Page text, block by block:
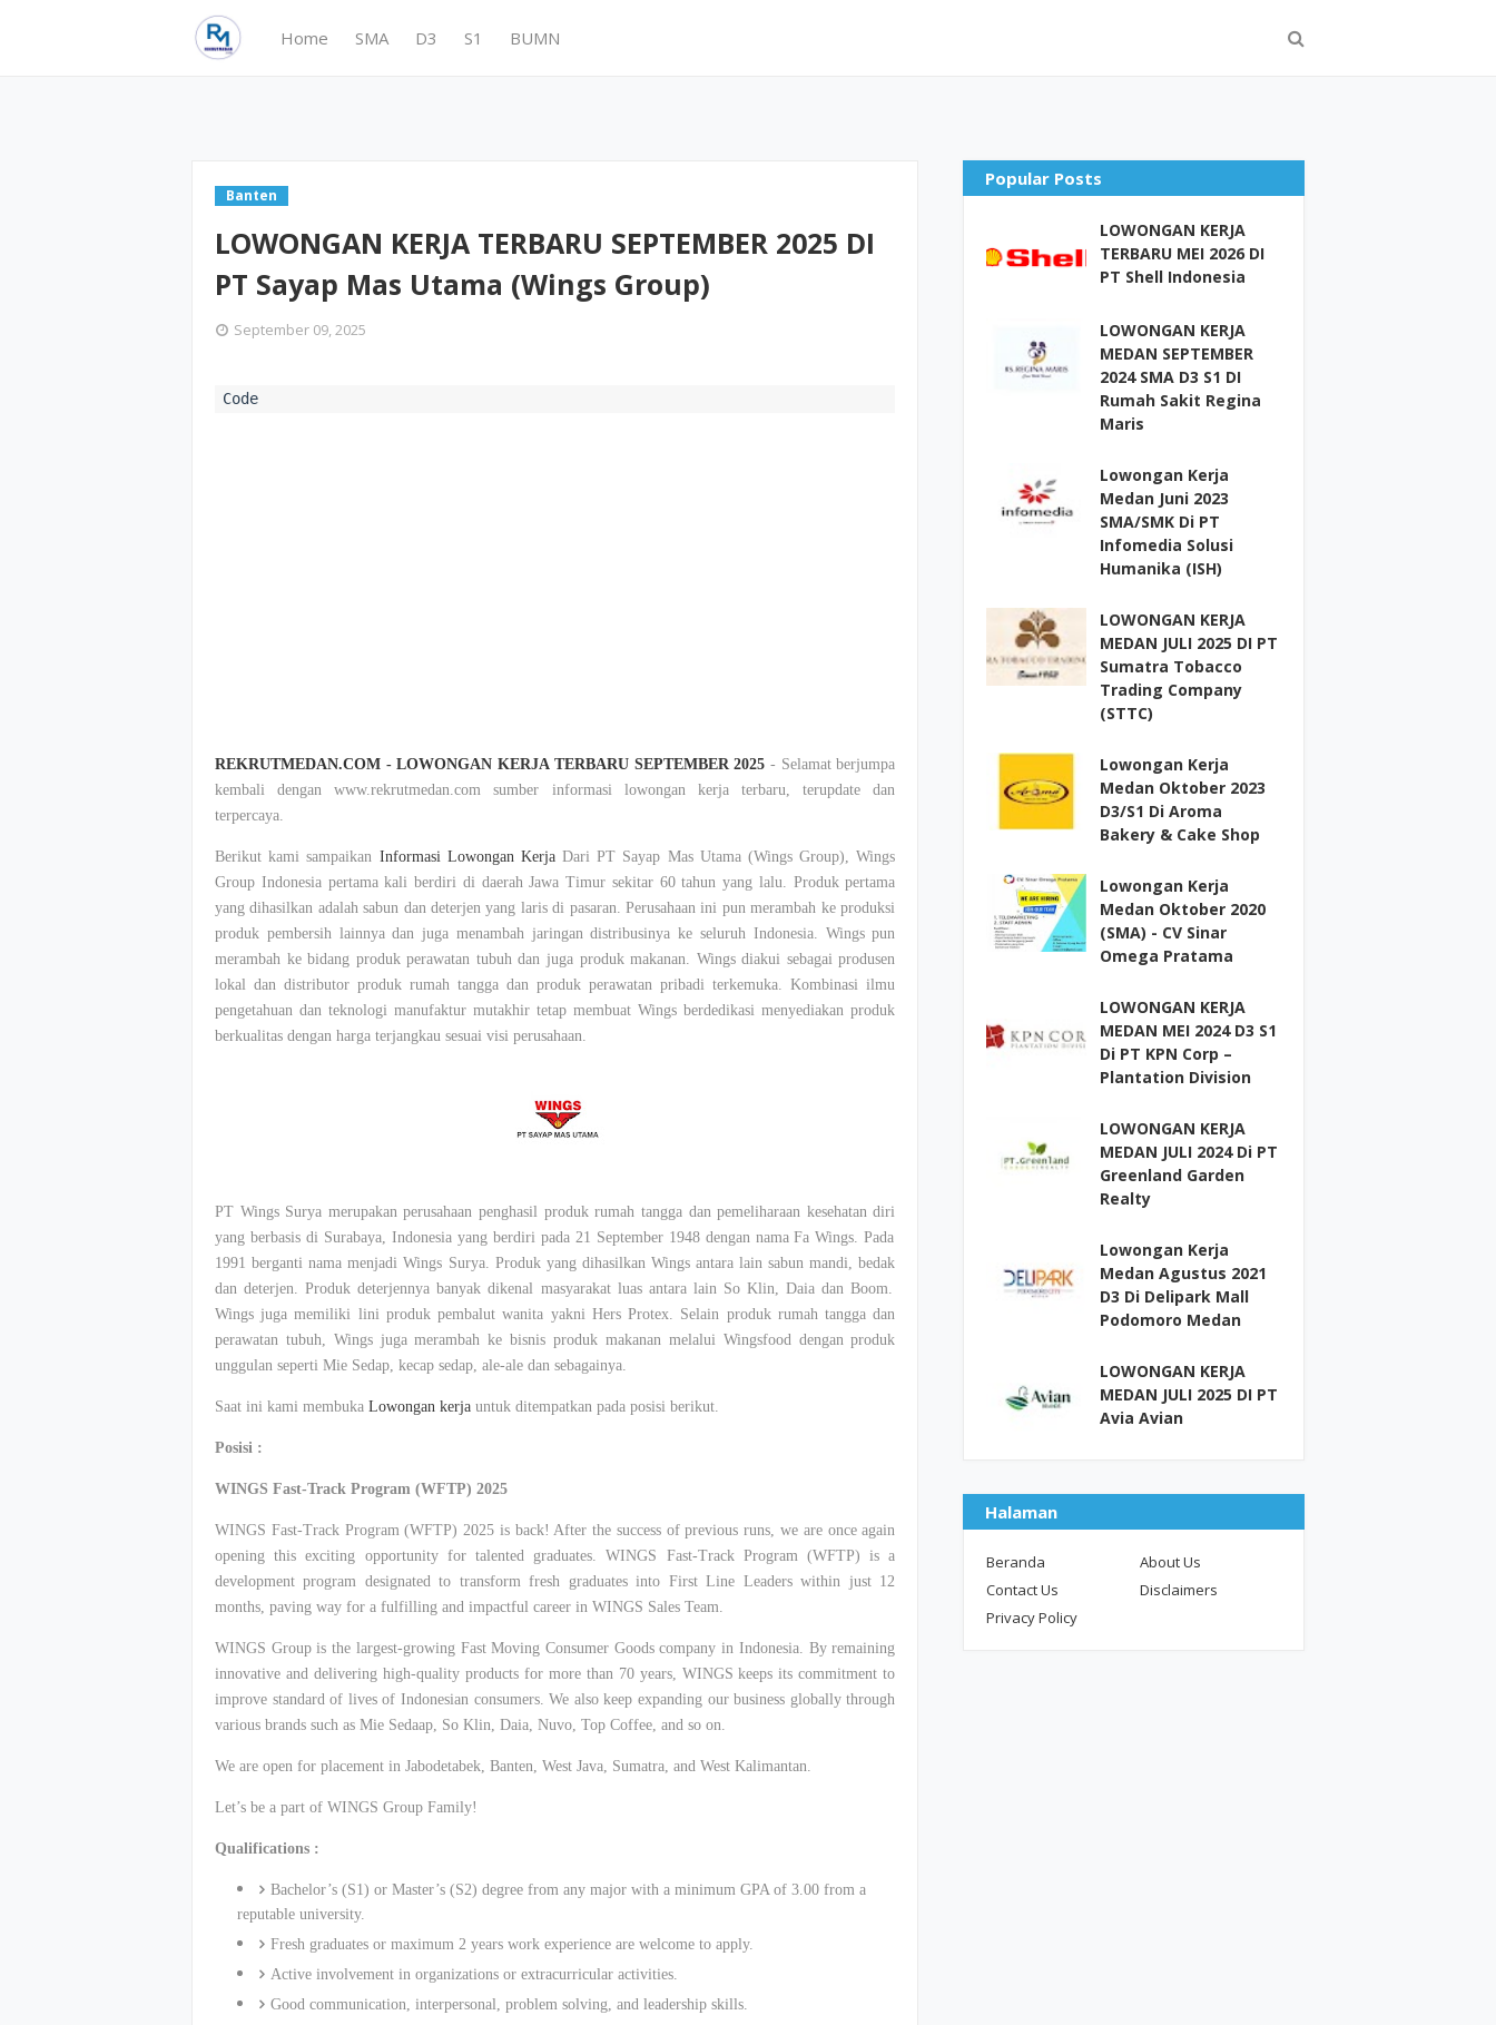
Home SMA D3 S1 BUMN
Banten
LOWONGAN KERJA TERBARU SEPTEMBER 2025 DI
PT Sayap Mas Utama (Wings Group)
September 09, 2025
REKRUTMEDAN.COM - LOWONGAN KERJA TERBARU SEPTEMBER 2025 - Selamat berjumpa
kembali
dengan www.rekrutmedan.comsumber informasi lowongan kerja terbaru,terupdate dan
terpercaya.
Berikut kamisampaikan Informasi Lowongan KerjaDari PT Sayap Mas Utama (Wings Group), Wings
Group Indonesia pertamakaliberdiri di daerah Jawa Timur sekitar60tahun yang lalu. Produk pertama
yangdihasilkan adalah sabun dandeterjen yang larisdi pasaran. Perusahaanini punmerambah ke produksi
produk pembersih lainnyadan juga menambah jaringan distribusinya ke seluruh Indonesia. Wings pun
merambah ke bidang produk perawatan tubuhdan juga produk makanan. Wingsdiakui sebagai produsen
lokal dan distributorproduk rumah tangga danproduk perawatan pribadi terkemuka.Kombinasi ilmu
pengetahuan danteknologi manufaktur mutakhir tetap membuat Wingsberdedikasi menyediakan produk
berkualitas dengan harga terjangkau sesuai visi perusahaan.
PT Wings Surya merupakan perusahaan penghasil produk rumah tanggadanpemeliharaan kesehatan diri
yang berbasisdi Surabaya, Indonesia yang berdiripada 21 September 1948 dengan namaFa Wings. Pada
1991berganti nama menjadi Wings Surya. Produkyang dihasilkanWingsantara lainsabun mandi,bedak
dandeterjen.Produk deterjennya banyak dikenal masyarakat luas antaralain SoKlin,Daia dan Boom.
Wings jugamemiliki lini produk pembalut wanita yakniHersProtex. Selain produk rumah tangga dan
perawatan tubuh, Wings jugamerambah ke bisnis produk makanan melalui Wingsfood dengan produk
unggulan seperti Mie Sedap, kecap sedap, ale-ale dan sebagainya.
Saat ini kami membuka Lowongan kerja untuk ditempatkan pada posisi berikut.
Posisi :
WINGS Fast-Track Program (WFTP) 2025
WINGS Fast-Track Program (WFTP) 2025 is back! After the success of previous runs, we are once again
opening this exciting opportunity for talented graduates. WINGS Fast-Track Program (WFTP) is a
development program designated to transform fresh graduates into First Line Leaders within just 12
months, paving way for a fulfilling and impactful career in WINGS Sales Team.
WINGS Group is the largest-growing Fast Moving Consumer Goods company in Indonesia. By remaining
innovative and delivering high-quality products for more than 70 years, WINGS keeps its commitment to
improve standard of lives of Indonesian consumers. We also keep expanding our business globally through
various brands such as Mie Sedaap, So Klin, Daia, Nuvo, Top Coffee, and so on.
We are open for placement in Jabodetabek, Banten, West Java, Sumatra, and West Kalimantan.
Let’s be a part of WINGS Group Family!
Qualifications :
Bachelor’s (S1) or Master’s (S2) degree from any major with a minimum GPA of 3.00 from a
reputable university.
Fresh graduates or maximum 2 years work experience are welcome to apply.
Active involvement in organizations or extracurricular activities.
Good communication, interpersonal, problem solving, and leadership skills.
Popular Posts
LOWONGAN KERJA
TERBARU MEI 2026 DI
PT Shell Indonesia
LOWONGAN KERJA
MEDAN SEPTEMBER
2024 SMA D3 S1 DI
Rumah Sakit Regina
Maris
Lowongan Kerja
Medan Juni 2023
SMA/SMK Di PT
Infomedia Solusi
Humanika (ISH)
LOWONGAN KERJA
MEDAN JULI 2025 DI PT
Sumatra Tobacco
Trading Company
(STTC)
Lowongan Kerja
Medan Oktober 2023
D3/S1 Di Aroma
Bakery & Cake Shop
Lowongan Kerja
Medan Oktober 2020
(SMA) - CV Sinar
Omega Pratama
LOWONGAN KERJA
MEDAN MEI 2024 D3 S1
Di PT KPN Corp –
Plantation Division
LOWONGAN KERJA
MEDAN JULI 2024 Di PT
Greenland Garden
Realty
Lowongan Kerja
Medan Agustus 2021
D3 Di Delipark Mall
Podomoro Medan
LOWONGAN KERJA
MEDAN JULI 2025 DI PT
Avia Avian
Halaman
Beranda
About Us
Contact Us
Disclaimers
Privacy Policy